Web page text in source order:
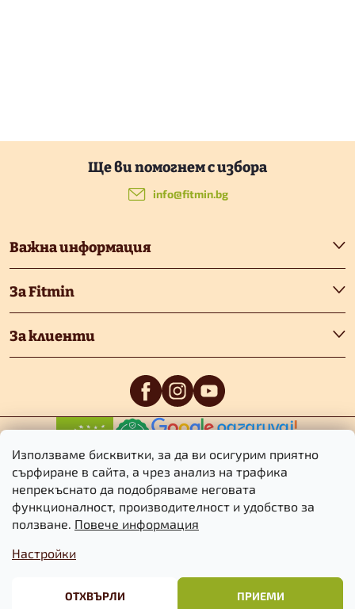
Използваме бисквитки, за да ви осигурим приятно
сърфиране в сайта, а чрез анализ на трафика
непрекъснато да подобряваме неговата
функционалност, производителност и удобство за
ползване. Повече информация
Настройки
ОТХВЪРЛИ ПРИЕМИ
т
е
р
Важна информация
За Fitmin
За клиенти
info@fitmin.bg
Търговски
бисквитките
поверителност
Авторско право 2026Fitmin.bg. Всички права запазени.
на настройките за бисквитките